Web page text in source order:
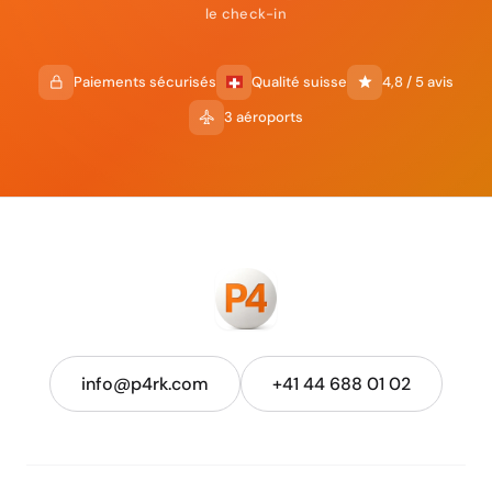
le check-in
Paiements sécurisés Qualité suisse
4,8 / 5 avis
3 aéroports
info@p4rk.com +41 44 688 01 02